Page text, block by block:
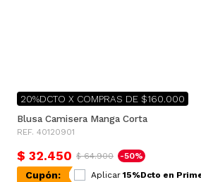
20%DCTO X COMPRAS DE $160.000
Blusa Camisera Manga Corta
REF. 40120901
$ 32.450 $ 64.900 -50%
Cupón: Aplicar 15%Dcto en